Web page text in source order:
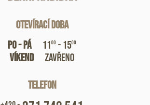
Otevírací doba
Po - Pá
1100 - 1500
Víkend zavřeno
Telefon